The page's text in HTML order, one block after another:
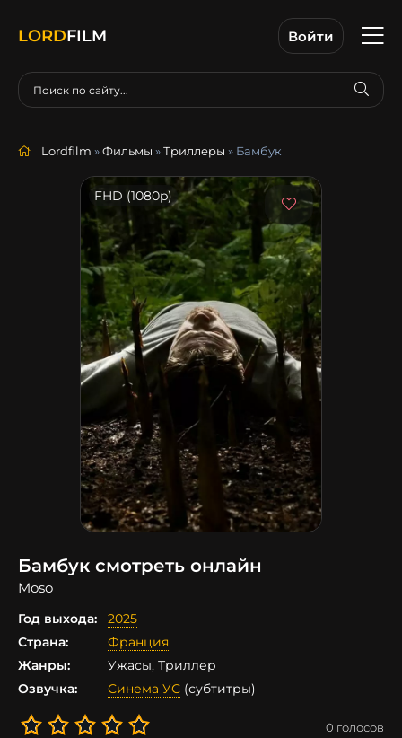
LORDFILM Войти
Lordfilm »Фильмы »Триллеры » Бамбук
FHD (1080p)
Бамбук смотреть онлайн
Moso
Год выхода:
2025
Страна:
Франция
Жанры:
Ужасы, Триллер
Озвучка:
Синема УС (субтитры)
0 голосов